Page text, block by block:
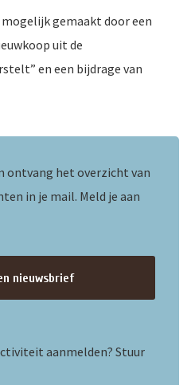
gemaakt door een
uit de
en een bijdrage van
ontvang het overzicht van
in je mail. Meld je aan
nieuwsbrief
aanmelden? Stuur